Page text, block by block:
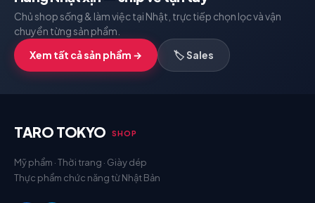
Chủ shop sống & làm việc tại Nhật, trực tiếp chọn lọc và vận
chuyển từng sản phẩm.
Xem tất cả sản phẩm →
🏷️ Sales
TARO TOKYO SHOP
Mỹ phẩm · Thời trang · Giày dép
Thực phẩm chức năng từ Nhật Bản